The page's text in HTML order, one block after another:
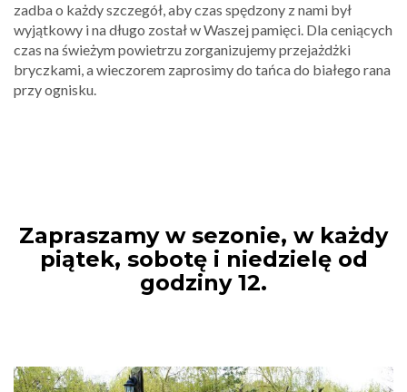
zadba o każdy szczegół, aby czas spędzony z nami był
wyjątkowy i na długo został w Waszej pamięci. Dla ceniących
czas na świeżym powietrzu zorganizujemy przejażdżki
bryczkami, a wieczorem zaprosimy do tańca do białego rana
przy ognisku.
Zapraszamy w sezonie, w każdy
piątek, sobotę i niedzielę od
godziny 12.